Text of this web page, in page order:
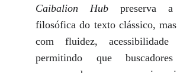
Caibalion Hub preserva a
filosófica do texto clássico, mas
com fluidez, acessibilidade
permitindo que